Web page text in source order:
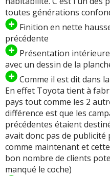
toutes générations
Finition en nette
précédente
Présentation
avec un dessin de la
Comme il est dit dans
En effet Toyota tient à
pays tout comme les 2
différence est que les
précédentes étaient
avait donc pas de
comme maintenant et
bon nombre de clients
manqué le coche)